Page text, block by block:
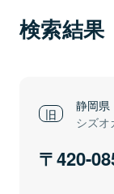
検索結果
静岡県
シズオ
420-